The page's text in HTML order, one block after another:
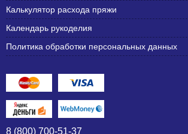
Калькулятор расхода пряжи
Календарь рукоделия
Политика обработки персональных данных
8 (800) 700-51-37